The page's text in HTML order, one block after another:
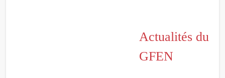
Actualités du
GFEN